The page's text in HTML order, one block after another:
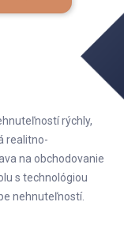
rýchly,
realitno-
na obchodovanie
s technológiou
nehnuteľností.